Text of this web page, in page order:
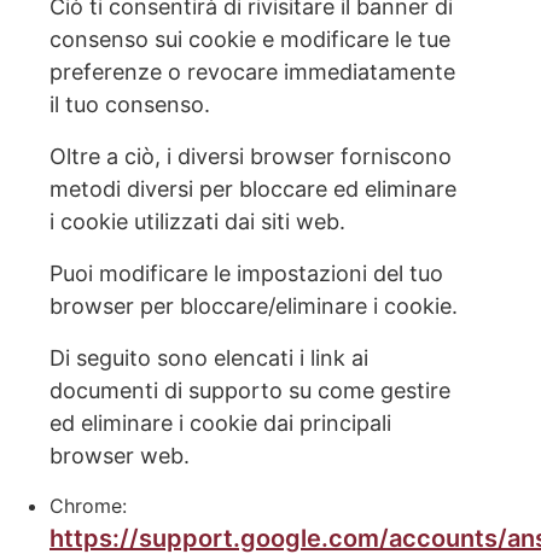
Ciò ti consentirà di rivisitare il banner di
consenso sui cookie e modificare le tue
preferenze o revocare immediatamente
il tuo consenso.
Oltre a ciò, i diversi browser forniscono
metodi diversi per bloccare ed eliminare
i cookie utilizzati dai siti web.
Puoi modificare le impostazioni del tuo
browser per bloccare/eliminare i cookie.
Di seguito sono elencati i link ai
documenti di supporto su come gestire
ed eliminare i cookie dai principali
browser web.
Chrome:
https://support.google.com/accounts/